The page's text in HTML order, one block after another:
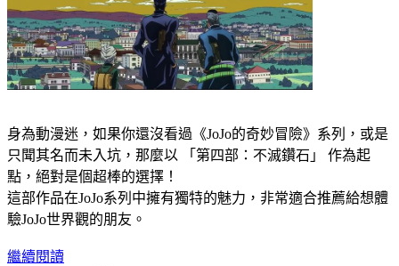
身為動漫迷，如果你還沒看過《JoJo的奇妙冒險》系列，或是
只聞其名而未入坑，那麼以 「第四部：不滅鑽石」 作為起
點，絕對是個超棒的選擇！
這部作品在JoJo系列中擁有獨特的魅力，非常適合推薦給想體
驗JoJo世界觀的朋友。
繼續閱讀